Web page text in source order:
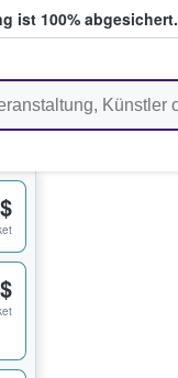
ist 100% abgesichert.